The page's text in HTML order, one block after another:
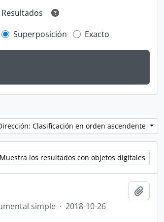
Resultados
Superposición
Exacto
Clasificación en orden ascendente
Muestra los resultados con objetos digitales
simple · 2018-10-26